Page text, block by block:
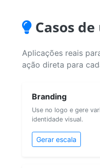
Casos
Aplicações reais
ação direta para
Branding
Use no logo e gere
identidade visual.
Gerar escala